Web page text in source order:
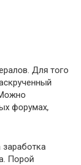
Для того
форумах,
Порой